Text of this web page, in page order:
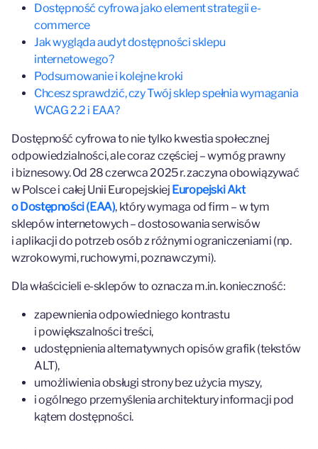
Dostępność cyfrowa jako element strategii e-
commerce
Jak wygląda audyt dostępności sklepu
internetowego?
Podsumowanie i kolejne kroki
Chcesz sprawdzić, czy Twój sklep spełnia wymagania
WCAG 2.2 i EAA?
Dostępność cyfrowa to nie tylko kwestia społecznej
odpowiedzialności, ale coraz częściej – wymóg prawny
i biznesowy. Od 28 czerwca 2025 r. zaczyna obowiązywać
w Polsce i całej Unii Europejskiej Europejski Akt
o Dostępności (EAA), który wymaga od firm – w tym
sklepów internetowych – dostosowania serwisów
i aplikacji do potrzeb osób z różnymi ograniczeniami (np.
wzrokowymi, ruchowymi, poznawczymi).
Dla właścicieli e-sklepów to oznacza m.in. konieczność:
zapewnienia odpowiedniego kontrastu
i powiększalności treści,
udostępnienia alternatywnych opisów grafik (tekstów
ALT),
umożliwienia obsługi strony bez użycia myszy,
i ogólnego przemyślenia architektury informacji pod
kątem dostępności.